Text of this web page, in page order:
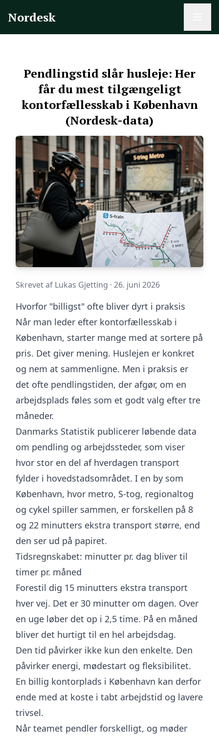
Nordesk
Pendlingstid slår husleje: Her
får du mest tilgængeligt
kontorfællesskab i København
(Nordesk-data)
Skrevet af Lukas Gjetting · 26. juni 2026
Hvorfor "billigst" ofte bliver dyrt i praksis
Når man leder efter kontorfællesskab i
København, starter mange med at sortere på
pris. Det giver mening. Huslejen er konkret
og nem at sammenligne. Men i praksis er
det ofte pendlingstiden, der afgør, om en
arbejdsplads føles som et godt valg efter tre
måneder.
Danmarks Statistik publicerer løbende data
om pendling og arbejdssteder, som viser
hvor stor en del af hverdagen transport
fylder i hovedstadsområdet. I en by som
København, hvor metro, S-tog, regionaltog
og cykel spiller sammen, er forskellen på 8
og 22 minutters ekstra transport større, end
den ser ud på papiret.
Tidsregnskabet: minutter pr. dag bliver til
timer pr. måned
Forestil dig 15 minutters ekstra transport
hver vej. Det er 30 minutter om dagen. Over
en uge løber det op i 2,5 time. På en måned
bliver det hurtigt til en hel arbejdsdag.
Den tid påvirker ikke kun den enkelte. Den
påvirker energi, mødestart og fleksibilitet.
En billig kontorplads i København kan derfor
ende med at koste i tabt arbejdstid og lavere
trivsel.
Når teamet pendler forskelligt, og møder